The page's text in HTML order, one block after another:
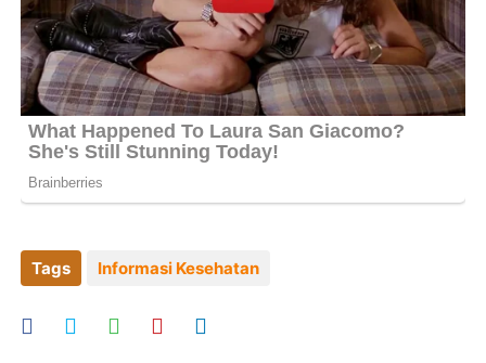
Tags Informasi Kesehatan